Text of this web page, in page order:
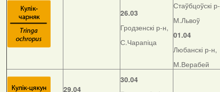
26.03
Гродзенскі р-н,
С.Чарапіца
Стаўбцоўскі
М.Львоў
01.04
Любанскі р-н,
М.Верабей
29.04
30.04